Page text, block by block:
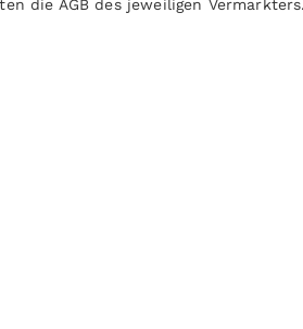
die AGB des jeweiligen